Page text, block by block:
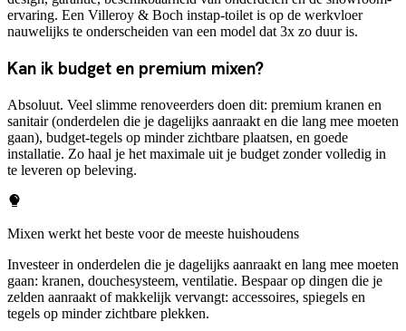
ervaring. Een Villeroy & Boch instap-toilet is op de werkvloer
nauwelijks te onderscheiden van een model dat 3x zo duur is.
Kan ik budget en premium mixen?
Absoluut. Veel slimme renoveerders doen dit: premium kranen en
sanitair (onderdelen die je dagelijks aanraakt en die lang mee moeten
gaan), budget-tegels op minder zichtbare plaatsen, en goede
installatie. Zo haal je het maximale uit je budget zonder volledig in
te leveren op beleving.
Mixen werkt het beste voor de meeste huishoudens
Investeer in onderdelen die je dagelijks aanraakt en lang mee moeten
gaan: kranen, douchesysteem, ventilatie. Bespaar op dingen die je
zelden aanraakt of makkelijk vervangt: accessoires, spiegels en
tegels op minder zichtbare plekken.